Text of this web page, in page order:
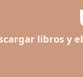
libros y